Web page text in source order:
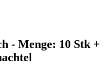
- Menge: 10 Stk +